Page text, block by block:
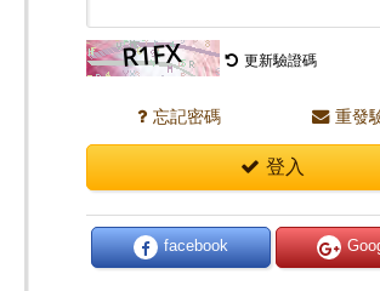
更新驗證碼
忘記密碼 重發
登入
facebook